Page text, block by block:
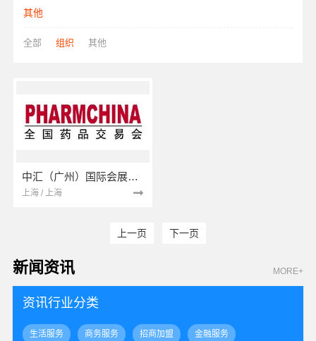
其他
全部 组织 其他
中汇（广州）国际会展有限公司
上海 / 上海
上一页 下一页
新闻资讯 MORE+
资讯行业分类
生活服务 商务服务 招商加盟 金融服务